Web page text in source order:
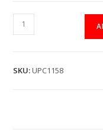
UPC1158
Circuito
SKU:UPC1158